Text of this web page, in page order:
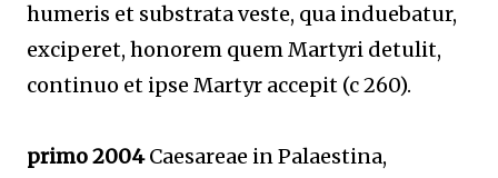
humeris et substrata veste, qua induebatur,
exciperet, honorem quem Martyri detulit,
continuo et ipse Martyr accepit (c 260).
primo 2004Caesareae in Palaestina,